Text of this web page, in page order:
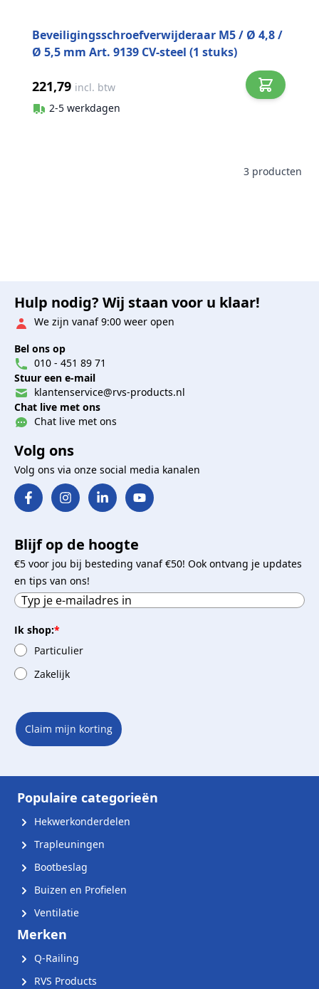
Beveiligingsschroefverwijderaar M5 / Ø 4,8 /
Ø 5,5 mm Art. 9139 CV-steel (1 stuks)
221,79 incl. btw
2-5 werkdagen
3 producten
Hulp nodig? Wij staan voor u klaar!
We zijn vanaf 9:00 weer open
Bel ons op
010 - 451 89 71
Stuur een e-mail
klantenservice@rvs-products.nl
Chat live met ons
Chat live met ons
Volg ons
Volg ons via onze social media kanalen
Blijf op de hoogte
€5 voor jou bij besteding vanaf €50! Ook ontvang je updates
en tips van ons!
Ik shop:*
Particulier
Zakelijk
Claim mijn korting
Populaire categorieën
Hekwerkonderdelen
Trapleuningen
Bootbeslag
Buizen en Profielen
Ventilatie
Merken
Q-Railing
RVS Products